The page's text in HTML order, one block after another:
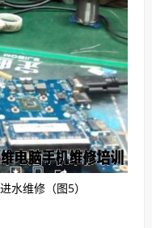
水维修（图5）